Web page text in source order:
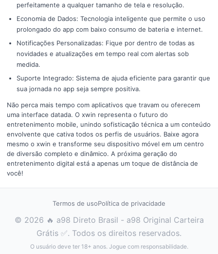
perfeitamente a qualquer tamanho de tela e resolução.
Economia de Dados: Tecnologia inteligente que permite o uso
prolongado do app com baixo consumo de bateria e internet.
Notificações Personalizadas: Fique por dentro de todas as
novidades e atualizações em tempo real com alertas sob
medida.
Suporte Integrado: Sistema de ajuda eficiente para garantir que
sua jornada no app seja sempre positiva.
Não perca mais tempo com aplicativos que travam ou oferecem
uma interface datada. O xwin representa o futuro do
entretenimento mobile, unindo sofisticação técnica a um conteúdo
envolvente que cativa todos os perfis de usuários. Baixe agora
mesmo o xwin e transforme seu dispositivo móvel em um centro
de diversão completo e dinâmico. A próxima geração do
entretenimento digital está a apenas um toque de distância de
você!
Termos de usoPolítica de privacidade
© 2026 🔥 a98 Direto Brasil - a98 Original Carteira
Grátis ✅. Todos os direitos reservados.
O usuário deve ter 18+ anos. Jogue com responsabilidade.